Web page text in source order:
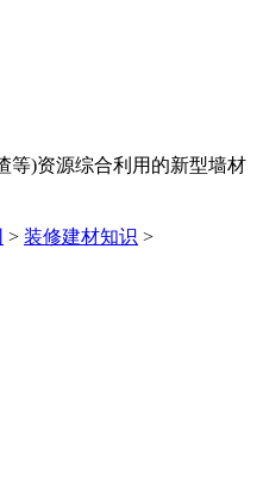
等)资源综合利用的新型墙材
> 装修建材知识 >